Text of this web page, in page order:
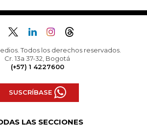
Todos los derechos reservados.
Cr. 13a 37-32, Bogotá
(+57) 1 4227600
SUSCRÍBASE
LAS SECCIONES